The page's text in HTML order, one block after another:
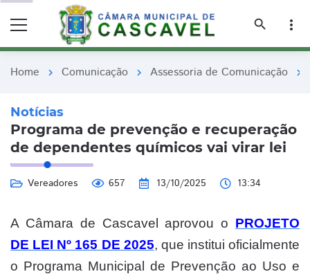
search
more_vert
Home chevron_right Comunicação chevron_right Assessoria de Comunicação chevron_right
Notícias
Programa de prevenção e recuperação
de dependentes químicos vai virar lei
Vereadores 657 13/10/2025 13:34
A Câmara de Cascavel aprovou o PROJETO
DE LEI Nº 165 DE 2025, que institui oficialmente
o Programa Municipal de Prevenção ao Uso e